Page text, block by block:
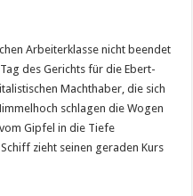
Arbeiterklasse nicht beendet
des Gerichts für die Ebert-
Machthaber, die sich
schlagen die Wogen
Gipfel in die Tiefe
zieht seinen geraden Kurs